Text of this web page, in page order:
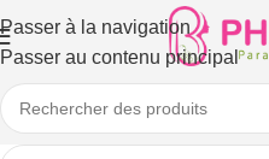
Passer à la navigation
Passer au contenu principal